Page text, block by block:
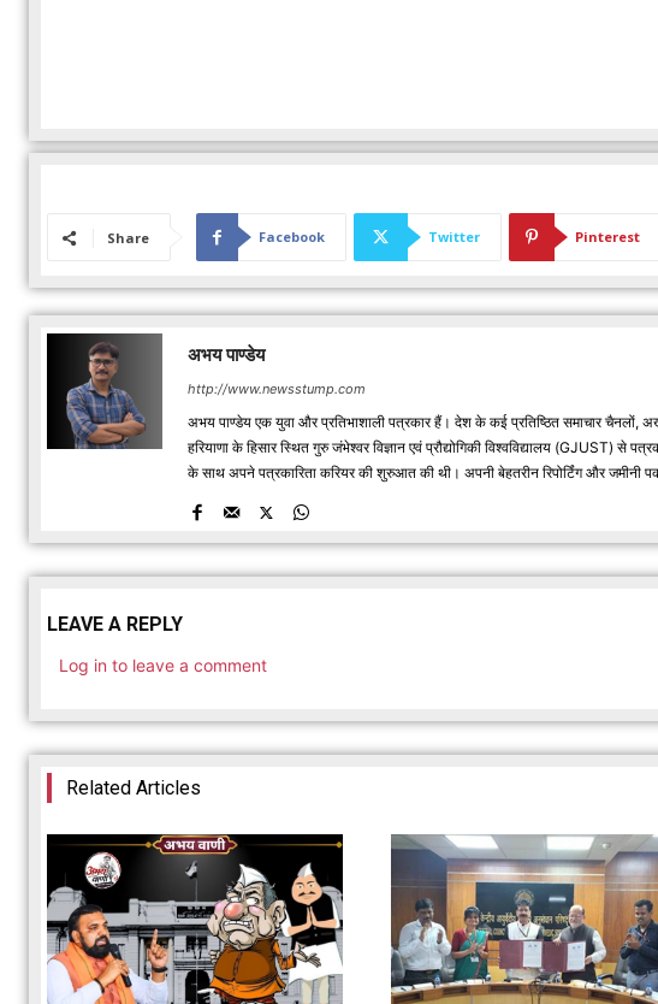
Share Facebook Twitter Pinterest
अभय पाण्डेय
http://www.newsstump.com
अभय पाण्डेय एक युवा और प्रतिभाशाली पत्रकार हैं। देश के कई प्रतिष्ठित समाचार चैनलों,
हरियाणा के हिसार स्थित गुरु जंभेश्वर विज्ञान एवं प्रौद्योगिकी विश्वविद्यालय (GJUST) से
के साथ अपने पत्रकारिता करियर की शुरुआत की थी। अपनी बेहतरीन रिपोर्टिंग और जमीनी
LEAVE A REPLY
Log in to leave a comment
Related Articles